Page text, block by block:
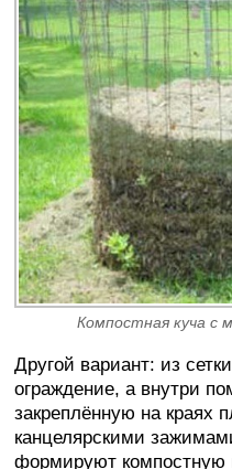
Компостная куча с
Другой вариант: из
ограждение, а внутри
закреплённую на краях
канцелярскими
формируют компостную